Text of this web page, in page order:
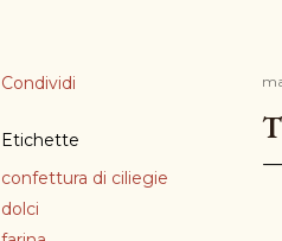
Condividi
Etichette
confettura di ciliegie
dolci